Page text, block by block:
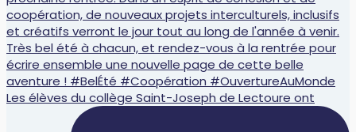
Les élèves du collège Saint-Joseph de Lectoure ont